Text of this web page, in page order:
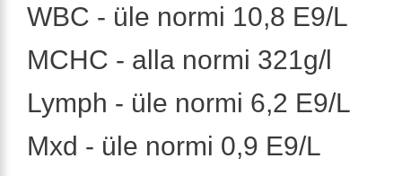
WBC - üle normi 10,8 E9/L
MCHC - alla normi 321g/l
Lymph - üle normi 6,2 E9/L
Mxd - üle normi 0,9 E9/L